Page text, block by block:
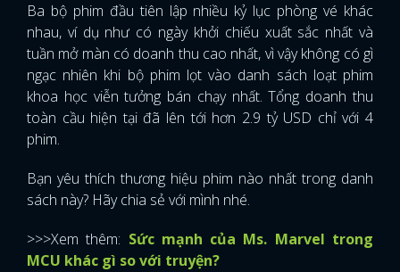
Ba bộ phim đầu tiên lập nhiều kỷ lục phòng vé khác
nhau, ví dụ như có ngày khởi chiếu xuất sắc nhất và
tuần mở màn có doanh thu cao nhất, vì vậy không có gì
ngạc nhiên khi bộ phim lọt vào danh sách loạt phim
khoa học viễn tưởng bán chạy nhất. Tổng doanh thu
toàn cầu hiện tại đã lên tới hơn 2.9 tỷ USD chỉ với 4
phim.
Bạn yêu thích thương hiệu phim nào nhất trong danh
sách này? Hãy chia sẻ với mình nhé.
>>>Xem thêm: Sức mạnh của Ms. Marvel trong
MCU khác gì so với truyện?